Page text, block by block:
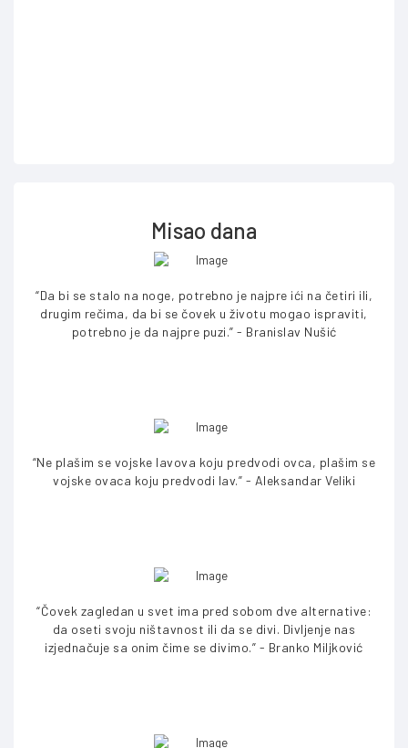
Misao dana
“Da bi se stalo na noge, potrebno je najpre ići na četiri ili,
drugim rečima, da bi se čovek u životu mogao ispraviti,
potrebno je da najpre puzi.” - Branislav Nušić
“Ne plašim se vojske lavova koju predvodi ovca, plašim se
vojske ovaca koju predvodi lav.” - Aleksandar Veliki
“Čovek zagledan u svet ima pred sobom dve alternative:
da oseti svoju ništavnost ili da se divi. Divljenje nas
izjednačuje sa onim čime se divimo.” - Branko Miljković